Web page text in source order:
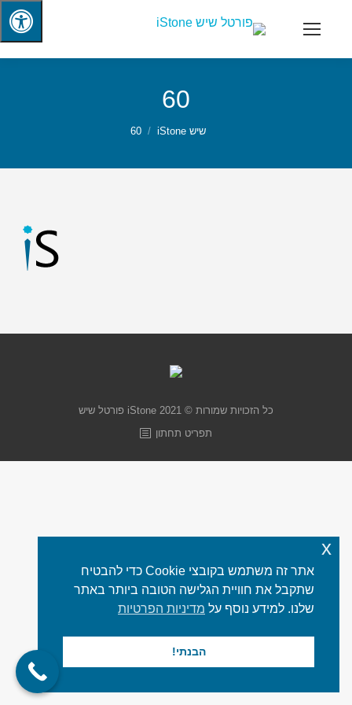
60
שיש iStone 60
כל הזכויות שמורות © 2021 iStone
פורטל שיש
תפריט תחתון
אתר זה משתמש בקובצי Cookie כדי להבטיח
שתקבל את חוויית הגלישה הטובה ביותר באתר
שלנו. למידע נוסף על מדיניות הפרטיות
הבנתי!
x